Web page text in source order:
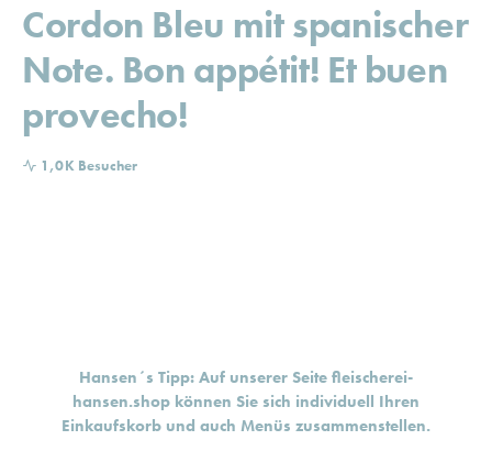
Cordon Bleu mit spanischer
Note. Bon appétit! Et buen
provecho!
1,0K Besucher
Hansen´s Tipp: Auf unserer Seite fleischerei-
hansen.shop können Sie sich individuell Ihren
Einkaufskorb und auch Menüs zusammenstellen.